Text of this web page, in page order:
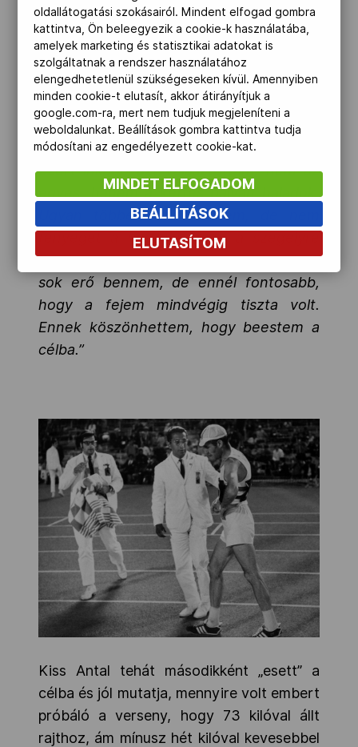
régi kép, mintha tegnap történt volna.
Tudtam, hogy második vagyok, tudtam,
ahogy beérünk a stadionba, akkor lejtőn
kell menni, és nagyon vigyázni kell,
amikor a rekortánra rálépek, nehogy
elessek. Tudtam, hogy a lábaim már
nagyon nehezen és mereven mozognak,
ezért inkább azt választottam, nem az
egyes, hanem a kettes pályán haladok.
Ugyan többet kell mennem, de nem
fenyeget a veszély, hogy a szegélyre
lépek, és megbotlok. Nem maradt már
sok erő bennem, de ennél fontosabb,
hogy a fejem mindvégig tiszta volt.
Ennek köszönhettem, hogy beestem a
célba.”
Kiss Antal tehát másodikként „esett” a
célba és jól mutatja, mennyire volt embert
próbáló a verseny, hogy 73 kilóval állt
rajthoz, ám mínusz hét kilóval kevesebbel
oldallátogatási szokásairól. Mindent elfogad gombra
kattintva, Ön beleegyezik a cookie-k használatába,
amelyek marketing és statisztikai adatokat is
szolgáltatnak a rendszer használatához
elengedhetetlenül szükségeseken kívül. Amennyiben
minden cookie-t elutasít, akkor átirányítjuk a
google.com-ra, mert nem tudjuk megjeleníteni a
weboldalunkat. Beállítások gombra kattintva tudja
módosítani az engedélyezett cookie-kat.
MINDET ELFOGADOM
BEÁLLÍTÁSOK
ELUTASÍTOM